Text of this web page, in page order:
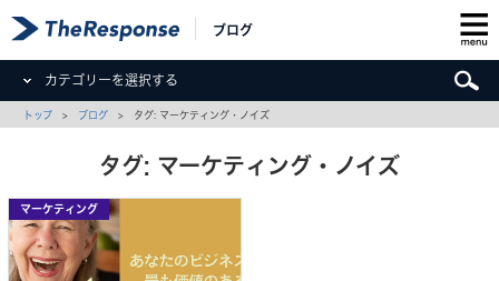
ブログ
カテゴリーを選択する
トップ > ブログ > タグ: マーケティング・ノイズ
タグ: マーケティング・ノイズ
マーケティング